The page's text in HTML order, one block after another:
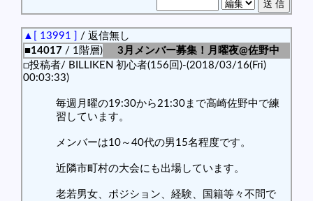
▲[ 13991 ]
/ 返信無し
■14017 / 1階層)
3月メンバー募集！月曜夜@佐野中
□投稿者/ BILLIKEN 初心者(156回)-(2018/03/16(Fri)
00:03:33)
毎週月曜の19:30から21:30まで高崎佐野中で練
習しています。
メンバーは10～40代の男15名程度です。
近隣市町村の大会にも出場しています。
老若男女、ポジション、経験、国籍等々不問で